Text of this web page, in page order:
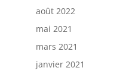
août 2022
mai 2021
mars 2021
janvier 2021